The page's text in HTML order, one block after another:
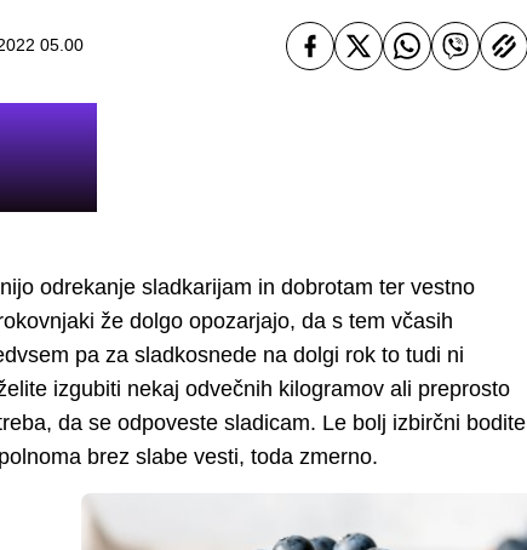
05.00
odrekanje sladkarijam in dobrotam ter vestno
že dolgo opozarjajo, da s tem včasih
pa za sladkosnede na dolgi rok to tudi ni
izgubiti nekaj odvečnih kilogramov ali preprosto
da se odpoveste sladicam. Le bolj izbirčni bodite
brez slabe vesti, toda zmerno.